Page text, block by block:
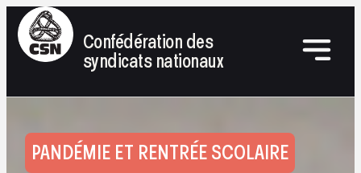
Confédération des
syndicats nationaux
PANDÉMIE ET RENTRÉE SCOLAIRE